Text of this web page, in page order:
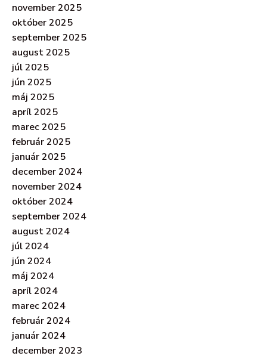
november 2025
október 2025
september 2025
august 2025
júl 2025
jún 2025
máj 2025
apríl 2025
marec 2025
február 2025
január 2025
december 2024
november 2024
október 2024
september 2024
august 2024
júl 2024
jún 2024
máj 2024
apríl 2024
marec 2024
február 2024
január 2024
december 2023